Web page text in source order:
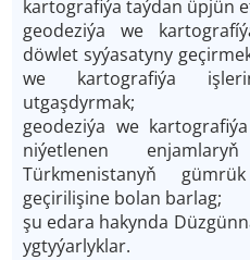
kartografiýa taýdan üpjün
geodeziýa we
döwlet syýasatyny
we kartografiýa
utgaşdyrmak;
geodeziýa we
niýetlenen
Türkmenistanyň
geçirilişine bolan barlag;
şu edara hakynda
ygtyýarlyklar.